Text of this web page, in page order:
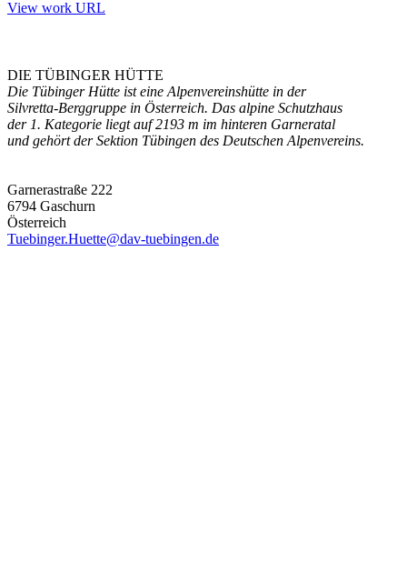
View work URL
DIE TÜBINGER HÜTTE
Die Tübinger Hütte ist eine Alpenvereinshütte in der
Silvretta-Berggruppe in Österreich. Das alpine Schutzhaus
der 1. Kategorie liegt auf 2193 m im hinteren Garneratal
und gehört der Sektion Tübingen des Deutschen Alpenvereins.
Garnerastraße 222
6794 Gaschurn
Österreich
Tuebinger.Huette@dav-tuebingen.de